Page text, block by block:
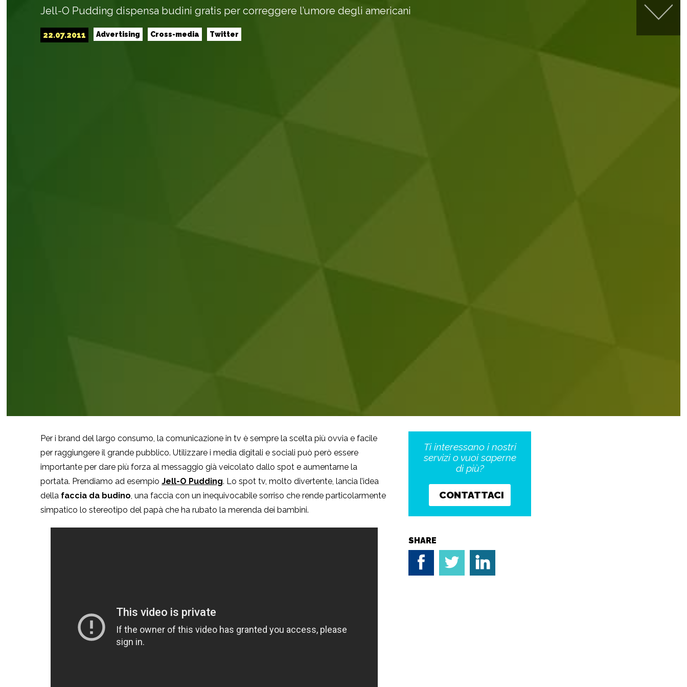
Jell-O Pudding dispensa budini gratis per correggere l’umore degli americani
22.07.2011 Advertising Cross-media Twitter
Per i brand del largo consumo, la comunicazione in tv è sempre la scelta più ovvia e facile
per raggiungere il grande pubblico. Utilizzare i media digitali e sociali può però essere
importante per dare più forza al messaggio già veicolato dallo spot e aumentarne la
portata. Prendiamo ad esempioJell-O Pudding. Lo spot tv, molto divertente, lancia l’idea
della faccia da budino, una faccia con un inequivocabile sorriso che rende particolarmente
simpatico lo stereotipo del papà che ha rubato la merenda dei bambini.
Ti interessano i nostri
servizi o vuoi saperne
di più?
CONTATTACI
SHARE